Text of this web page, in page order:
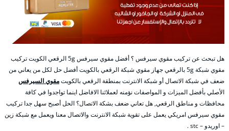
هل تبحث عن تركيب مقوي سيرفس ؟ أفضل مقوي سيرفس 5g الرقعي الكويت تركيب
مقوي شبكة 5g بالرقعي جهاز مقوي شبكة الرقعي بالكويت أفضل حل لكل من يعاني من
ضعف في شبكة الاتصال أو شبكة الانترنت بمنطقة الرقعي بالكويتمقوي السيرفس
الأصلي بأفضل الميزات و المواصفات نؤمنه لعملائنا الافاضل اينما تواجدوا في كافة
محافظات و مناطق الرقعي, هل تعاني ضعف بشكة الاتصال؟ الحل أصبح سهل جدا تركيب
مقوي سيرفس امريكي يعمل على تقوية شبكة الانترنت والاتصال معنا ويعمل مع شبكة زين
– اوريدو – stc .